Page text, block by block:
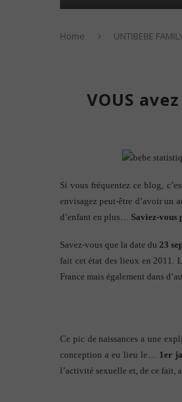
Home UNTIBEBE
VOUS
Si vous fréquentez ce blog,
envisagez peut-être d’avoir un
d’enfant en plus… Saviez-vous
Savez-vous que la date du 23
fait cet état des lieux en 2011.
France mais également dans
Ce pic de naissances a une
conception a eu lieu le… 1er
l’activité sexuelle et, de ce fait,